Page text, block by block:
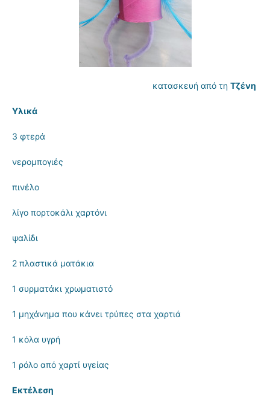
κατασκευή από τη Τζένη
Υλικά
3 φτερά
νερομπογιές
πινέλο
λίγο πορτοκάλι χαρτόνι
ψαλίδι
2 πλαστικά ματάκια
1 συρματάκι χρωματιστό
1 μηχάνημα που κάνει τρύπες στα χαρτιά
1 κόλα υγρή
1 ρόλο από χαρτί υγείας
Εκτέλεση